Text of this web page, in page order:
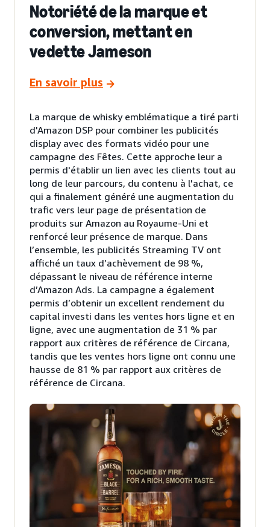
Notoriété de la marque et
conversion, mettant en
vedette Jameson
En savoir plus
La marque de whisky emblématique a tiré parti
d'Amazon DSP pour combiner les publicités
display avec des formats vidéo pour une
campagne des Fêtes. Cette approche leur a
permis d'établir un lien avec les clients tout au
long de leur parcours, du contenu à l'achat, ce
qui a finalement généré une augmentation du
trafic vers leur page de présentation de
produits sur Amazon au Royaume-Uni et
renforcé leur présence de marque. Dans
l’ensemble, les publicités Streaming TV ont
affiché un taux d’achèvement de 98 %,
dépassant le niveau de référence interne
d’Amazon Ads. La campagne a également
permis d’obtenir un excellent rendement du
capital investi dans les ventes hors ligne et en
ligne, avec une augmentation de 31 % par
rapport aux critères de référence de Circana,
tandis que les ventes hors ligne ont connu une
hausse de 81 % par rapport aux critères de
référence de Circana.